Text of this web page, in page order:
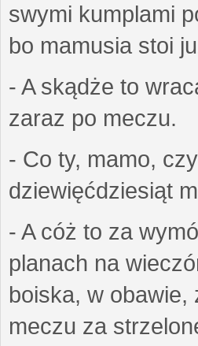
swymi kumplami
bo mamusia stoi
- A skądże to
zaraz po meczu.
- Co ty, mamo,
dziewięćdziesiąt
- A cóż to za
planach na
boiska, w obawie,
meczu za